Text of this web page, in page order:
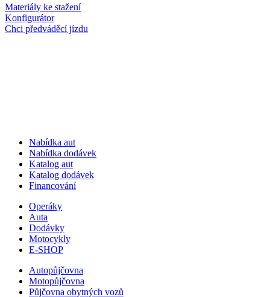
Materiály ke stažení
Konfigurátor
Chci předváděcí jízdu
Nabídka aut
Nabídka dodávek
Katalog aut
Katalog dodávek
Financování
Operáky
Auta
Dodávky
Motocykly
E-SHOP
Autopůjčovna
Motopůjčovna
Půjčovna obytných vozů